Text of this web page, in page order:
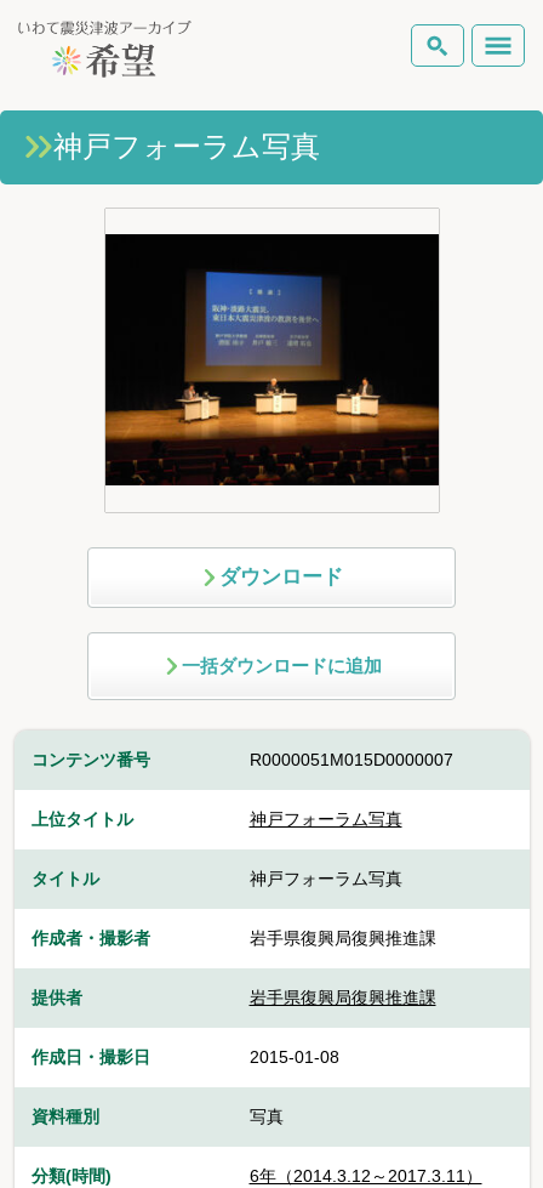
いわて震災津波アーカイブとは
Foreign Laguage
神戸フォーラム写真
ダウンロード
一括ダウンロードに追加
コンテンツ番号 R0000051M015D0000007
上位タイトル 神戸フォーラム写真
タイトル 神戸フォーラム写真
作成者・撮影者 岩手県復興局復興推進課
提供者 岩手県復興局復興推進課
作成日・撮影日 2015-01-08
資料種別 写真
分類(時間) 6年（2014.3.12～2017.3.11）